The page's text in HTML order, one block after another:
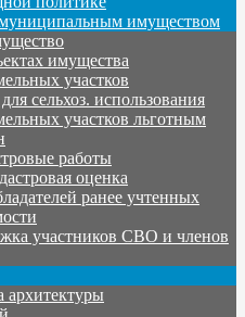
имуществом
имущества
участков
сельхоз. использования
участков льготным
работы
оценка
ранее учтенных
участников СВО и членов
архитектуры